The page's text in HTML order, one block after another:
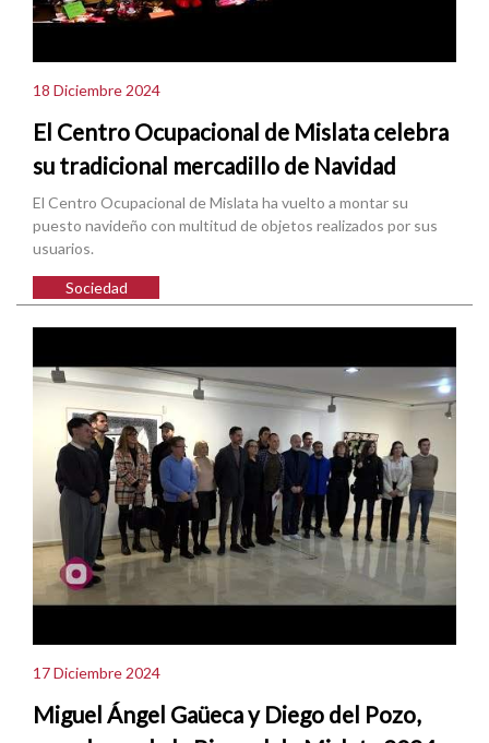
18 Diciembre 2024
El Centro Ocupacional de Mislata celebra
su tradicional mercadillo de Navidad
El Centro Ocupacional de Mislata ha vuelto a montar su
puesto navideño con multitud de objetos realizados por sus
usuarios.
Sociedad
17 Diciembre 2024
Miguel Ángel Gaüeca y Diego del Pozo,